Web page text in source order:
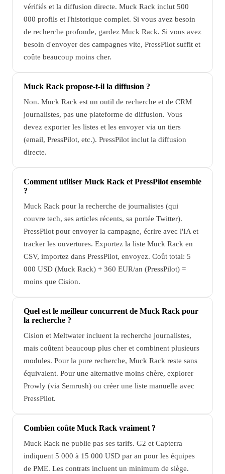
vérifiés et la diffusion directe. Muck Rack inclut 500
000 profils et l'historique complet. Si vous avez besoin
de recherche profonde, gardez Muck Rack. Si vous avez
besoin d'envoyer des campagnes vite, PressPilot suffit et
coûte beaucoup moins cher.
Muck Rack propose-t-il la diffusion ?
Non. Muck Rack est un outil de recherche et de CRM
journalistes, pas une plateforme de diffusion. Vous
devez exporter les listes et les envoyer via un tiers
(email, PressPilot, etc.). PressPilot inclut la diffusion
directe.
Comment utiliser Muck Rack et PressPilot ensemble
?
Muck Rack pour la recherche de journalistes (qui
couvre tech, ses articles récents, sa portée Twitter).
PressPilot pour envoyer la campagne, écrire avec l'IA et
tracker les ouvertures. Exportez la liste Muck Rack en
CSV, importez dans PressPilot, envoyez. Coût total: 5
000 USD (Muck Rack) + 360 EUR/an (PressPilot) =
moins que Cision.
Quel est le meilleur concurrent de Muck Rack pour
la recherche ?
Cision et Meltwater incluent la recherche journalistes,
mais coûtent beaucoup plus cher et combinent plusieurs
modules. Pour la pure recherche, Muck Rack reste sans
équivalent. Pour une alternative moins chère, explorer
Prowly (via Semrush) ou créer une liste manuelle avec
PressPilot.
Combien coûte Muck Rack vraiment ?
Muck Rack ne publie pas ses tarifs. G2 et Capterra
indiquent 5 000 à 15 000 USD par an pour les équipes
de PME. Les contrats incluent un minimum de siège.